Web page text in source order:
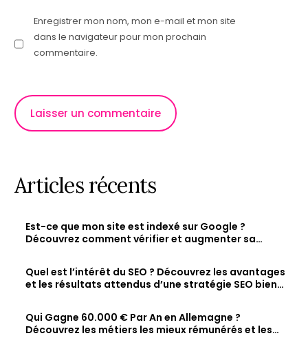
Enregistrer mon nom, mon e-mail et mon site
dans le navigateur pour mon prochain
commentaire.
Articles récents
Est-ce que mon site est indexé sur Google ?
Découvrez comment vérifier et augmenter sa
Quel est l’intérêt du SEO ? Découvrez les avantages
et les résultats attendus d’une stratégie SEO bien
Qui Gagne 60.000 € Par An en Allemagne ?
Découvrez les métiers les mieux rémunérés et les